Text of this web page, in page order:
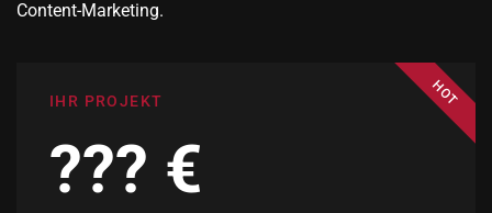
Content-Marketing.
HOT
IHR PROJEKT
??? €